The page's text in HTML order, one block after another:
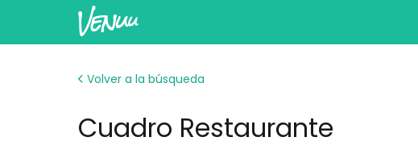
Volver a la búsqueda
Cuadro Restaurante